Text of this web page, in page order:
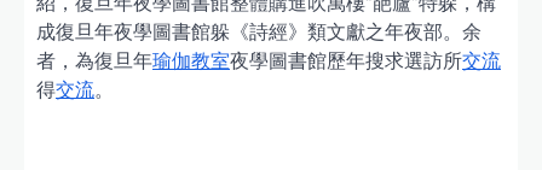
成復旦年夜學圖書館躲《詩經》類文獻之年夜部。余
者，為復旦年瑜伽教室夜學圖書館歷年搜求選訪所交流
得交流。